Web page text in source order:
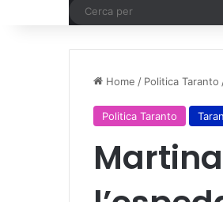
Home / Politica Taranto
Politica Taranto